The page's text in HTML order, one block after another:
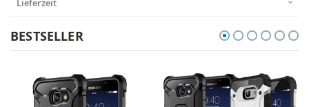
BESTSELLER